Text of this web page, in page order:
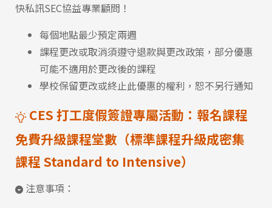
快私訊SEC協益專業顧問！
每個地點最少預定兩週
課程更改或取消須遵守退款與更改政策，部分優惠
可能不適用於更改後的課程
學校保留更改或終止此優惠的權利，恕不另行通知
CES 打工度假簽證專屬活動：報名課程
免費升級課程堂數（標準課程升級成密集
課程 Standard to Intensive）
注意事項：